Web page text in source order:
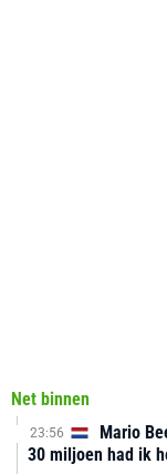
Net binnen
23:56
Mario
30 miljoen had ik